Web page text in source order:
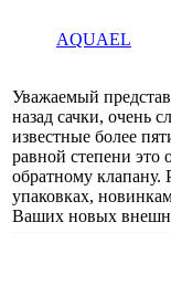
AQUAEL
Уважаемый
назад сачки, очень
известные более
равной степени это
обратному
упаковках,
Ваших новых